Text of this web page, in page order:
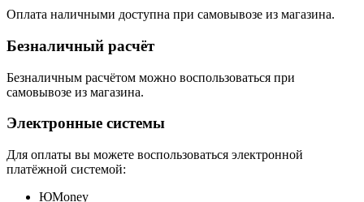
Оплата наличными доступна при самовывозе из магазина.
Безналичный расчёт
Безналичным расчётом можно воспользоваться при
самовывозе из магазина.
Электронные системы
Для оплаты вы можете воспользоваться электронной
платёжной системой:
ЮMoney